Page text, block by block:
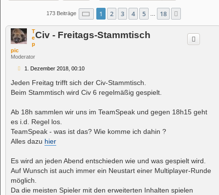
173 Beiträge Seite 1von 18
1 2 3 4 5 18
T
e
p
pic
Moderator
Civ - Freitags-Stammtisch
B
i
t
r
1. Dezember 2018, 00:10
Jeden Freitag trifft sich der Civ-Stammtisch.
Beim Stammtisch wird Civ 6 regelmäßig gespielt.
Ab 18h sammlen wir uns im TeamSpeak und gegen 18h15 geht
es i.d. Regel los.
TeamSpeak - was ist das? Wie komme ich dahin ?
Alles dazu hier
Es wird an jeden Abend entschieden wie und was gespielt wird.
Auf Wunsch ist auch immer ein Neustart einer Multiplayer-Runde
möglich.
Da die meisten Spieler mit den erweiterten Inhalten spielen